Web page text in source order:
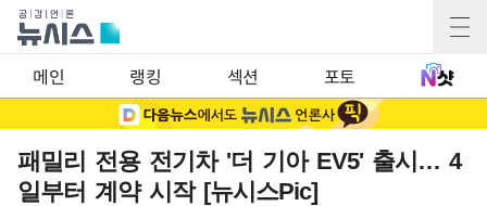
메인 랭킹 섹션 포토
패밀리 전용 전기차 '더 기아 EV5' 출시… 4
일부터 계약 시작 [뉴시스Pic]